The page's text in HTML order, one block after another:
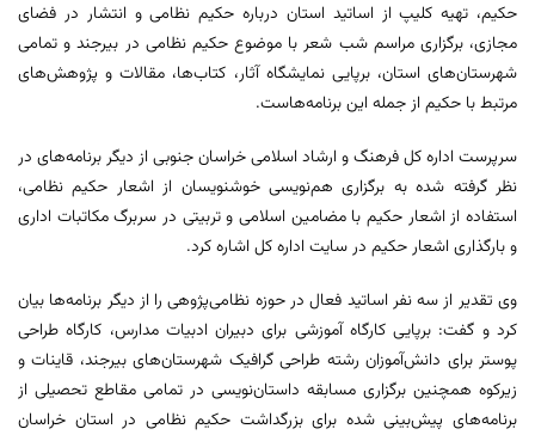
حکیم، تهیه کلیپ از اساتید استان درباره حکیم نظامی و انتشار در فضای
مجازی، برگزاری مراسم شب شعر با موضوع حکیم نظامی در بیرجند و تمامی
شهرستان‌های استان، برپایی نمایشگاه آثار، کتاب‌ها، مقالات و پژوهش‌های
مرتبط با حکیم از جمله این برنامه‌هاست.
سرپرست اداره کل فرهنگ و ارشاد اسلامی خراسان جنوبی از دیگر برنامه‌های در
نظر گرفته شده به برگزاری هم‌نویسی خوشنویسان از اشعار حکیم نظامی،
استفاده از اشعار حکیم با مضامین اسلامی و تربیتی در سربرگ مکاتبات اداری
و بارگذاری اشعار حکیم در سایت اداره کل اشاره کرد.
وی تقدیر از سه نفر اساتید فعال در حوزه نظامی‌پژوهی را از دیگر برنامه‌ها بیان
کرد و گفت: برپایی کارگاه آموزشی برای دبیران ادبیات مدارس، کارگاه طراحی
پوستر برای دانش‌آموزان رشته طراحی گرافیک شهرستان‌های بیرجند، قاینات و
زیرکوه همچنین برگزاری مسابقه داستان‌نویسی در تمامی مقاطع تحصیلی از
برنامه‌های پیش‌بینی شده برای بزرگداشت حکیم نظامی در استان خراسان